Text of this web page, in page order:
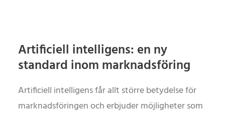
Artificiell intelligens: en ny
standard inom marknadsföring
Artificiell intelligens får allt större betydelse för
marknadsföringen och erbjuder möjligheter som